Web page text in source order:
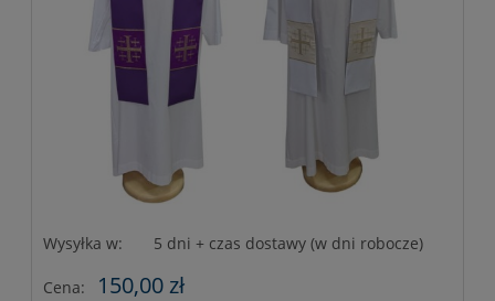
Wysyłka w: 5 dni + czas dostawy (w dni robocze)
Cena: 150,00 zł